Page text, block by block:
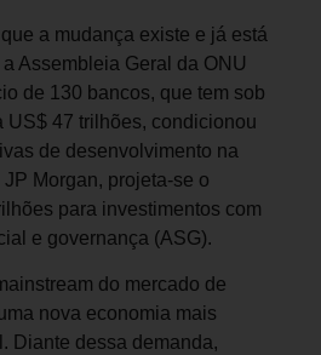
a mudança existe e já está
Assembleia Geral da ONU
de 130 bancos, que tem sob
US$ 47 trilhões, condicionou
de desenvolvimento na
Morgan, projeta-se o
para investimentos com
e governança (ASG).
do mercado de
nova economia mais
Diante dessa demanda,